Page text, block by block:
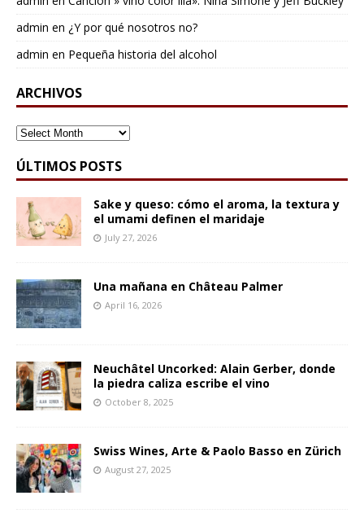
admin en ¿Y por qué nosotros no?
admin en Pequeña historia del alcohol
ARCHIVOS
ARCHIVOS
ÚLTIMOS POSTS
Sake y queso: cómo el aroma, la textura y
el umami definen el maridaje
July 27, 2026
Una mañana en Château Palmer
April 16, 2026
Neuchâtel Uncorked: Alain Gerber, donde
la piedra caliza escribe el vino
October 8, 2025
Swiss Wines, Arte & Paolo Basso en Zürich
August 27, 2025